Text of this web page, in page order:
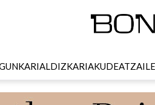
ALDIZKARIA